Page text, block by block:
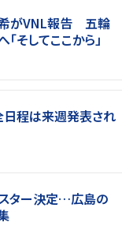
がVNL報告 五輪
そしてここから」
程は来週発表され
ター決定…広島の